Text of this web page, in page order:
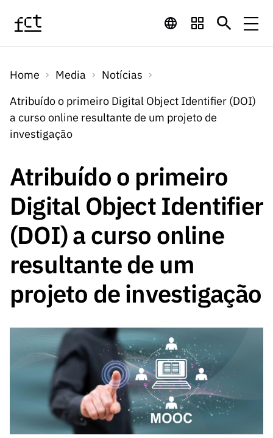
Financiamento
Programas de
Financiamento
Prémios
LINKS
RÁPIDOS
ão
Emprego
Científico
Projetos
I&D
Infraestru
Apoios
Concursos
Concursos
Concursos Previstos
Concursos Fechados
Calendário de
Concursos FCT 2026
Bolsas
Emprego
Projetos
es I&D
Infraestru
Prémios
Outros
Apoios
Serviços
ServiçosServiços digitais:
Tecnologia para o
Conhecimento
Arquivo, Documentação
e Informação
Acesso a dados
estatísticos para fins
científicos – Protocolo
INE/DGEEC/FCT
Media
Media Notícias
Notas de Imprensa
Newsletter
Publicações
LINKS
Media e
Identidade
de Marca
Subscrever
Newsletter
Subscrever
Direct Mail
de
Concursos
FCT
Sobre
SobreA FCT
Transparência
Estudos e Planeamento
Estratégico
Documentos de Gestão
Apoios Comunitários
RÁPIDOS
Acreditaç
ão,
Certificaç
ão e
Benefícios
Home Media
Notícias
Atribuído o primeiro Digital Object Identifier (DOI)
a curso online resultante de um projeto de
investigação
Atribuído o primeiro
Digital Object Identifier
(DOI) a curso online
resultante de um
projeto de investigação